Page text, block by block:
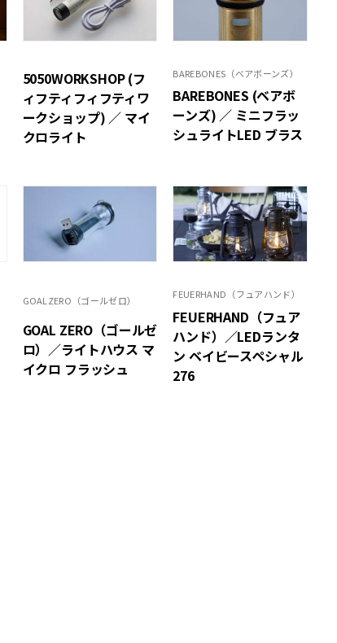
5050WORKSHOP (フ
ィフティフィフティワ
ークショップ) ／ マイ
クロライト
BAREBONES（ベアボーンズ）
BAREBONES (ベアボ
ーンズ) ／ ミニフラッ
シュライトLED ブラス
GOALZERO（ゴールゼロ）
GOAL ZERO（ゴールゼ
ロ）／ライトハウス マ
イクロ フラッシュ
FEUERHAND（フュアハンド）
FEUERHAND（フュア
ハンド）／LEDランタ
ン ベイビースペシャル
276